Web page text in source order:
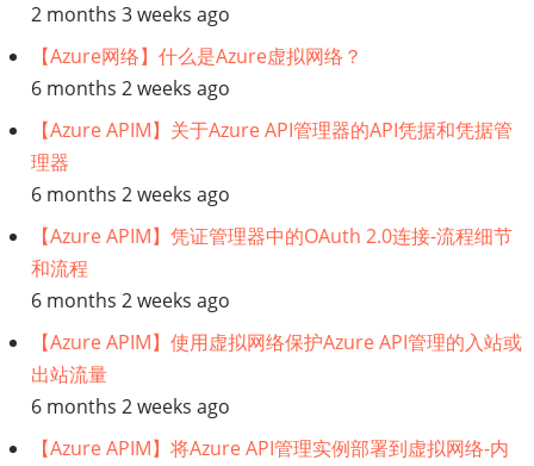
2 months 3 weeks ago
【Azure网络】什么是Azure虚拟网络？
6 months 2 weeks ago
【Azure APIM】关于Azure API管理器的API凭据和凭据管
理器
6 months 2 weeks ago
【Azure APIM】凭证管理器中的OAuth 2.0连接-流程细节
和流程
6 months 2 weeks ago
【Azure APIM】使用虚拟网络保护Azure API管理的入站或
出站流量
6 months 2 weeks ago
【Azure APIM】将Azure API管理实例部署到虚拟网络-内